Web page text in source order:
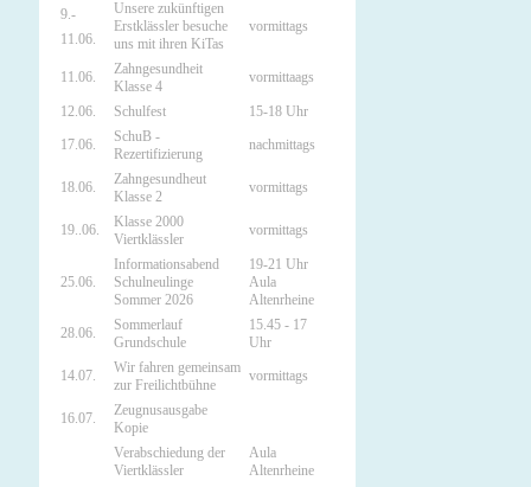
9.-
11.06.
Unsere zukünftigen
Erstklässler besuche
uns mit ihren KiTas
vormittags
11.06.
Zahngesundheit
Klasse 4
vormittaags
12.06. Schulfest 15-18 Uhr
17.06.
SchuB -
Rezertifizierung
nachmittags
18.06.
Zahngesundheut
Klasse 2
vormittags
19..06.
Klasse 2000
Viertklässler
vormittags
25.06.
Informationsabend
Schulneulinge
Sommer 2026
19-21 Uhr
Aula
Altenrheine
28.06.
Sommerlauf
Grundschule
15.45 - 17
Uhr
14.07.
Wir fahren gemeinsam
zur Freilichtbühne
vormittags
16.07.
Zeugnusausgabe
Kopie
Verabschiedung der
Viertklässler
Aula
Altenrheine